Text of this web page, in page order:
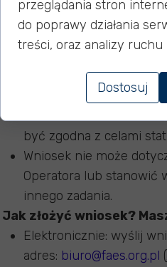
Grupa inicjatywna
trzech wolontariuszy
pełnoletni, wszyscy
profilem w SOW).
Inicjatywa musi mieć
być zgodna z celami
Wniosek nie może
Operatora lub stanowić
innego zadania.
Jak złożyć wniosek?
Elektronicznie: wyślij
adres: biuro@faes.org.pl
przeglądania stron
do poprawy działania
treści, oraz analizy ruchu
Dostosuj